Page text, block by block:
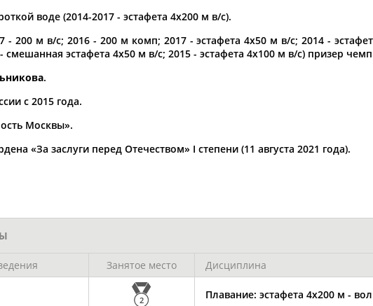
Юлия
Дмитрий
АБАРЕНОВ
Абдула
Магомед
Назир
известном спортсмене, тренере, специалисте или
своих героев! Герои спорта - это одни из главных патриотов
воде (2014-2017 - эстафета 4х200 м в/с).
- 200 м в/с; 2016 - 200 м комп; 2017 - эстафета 4х50 м в/с; 2014 -
смешанная эстафета 4х50 м в/с; 2015 - эстафета 4х100 м в/с) призер
.
с 2015 года.
Москвы».
«За заслуги перед Отечеством» I степени (11 августа 2021 года).
Занятое место Дисциплина
2 Плавание: эстафета 4х200 м -